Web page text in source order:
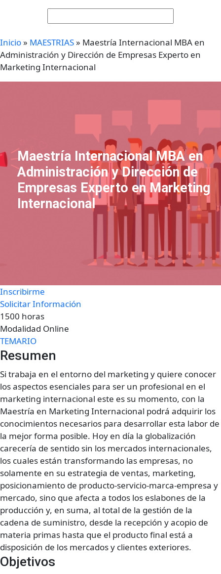
Inicio» MAESTRIAS» Maestría Internacional MBA en
Administración y Dirección de Empresas Experto en
Marketing Internacional
Maestría Internacional MBA en
Administración y Dirección de
Empresas Experto en Marketing
Internacional
Inscribirme
Solicitar Información
1500 horas
Modalidad Online
TEMARIO
Resumen
Si trabaja en el entorno del marketing y quiere conocer
los aspectos esenciales para ser un profesional en el
marketing internacional este es su momento, con la
Maestría en Marketing Internacional podrá adquirir los
conocimientos necesarios para desarrollar esta labor de
la mejor forma posible. Hoy en día la globalización
carecería de sentido sin los mercados internacionales,
los cuales están transformando las empresas, no
solamente en su estrategia de ventas, marketing,
posicionamiento de producto-servicio-marca-empresa y
mercado, sino que afecta a todos los eslabones de la
producción y, en suma, al total de la gestión de la
cadena de suministro, desde la recepción y acopio de
materia primas hasta que el producto final está a
disposición de los mercados y clientes exteriores.
Objetivos